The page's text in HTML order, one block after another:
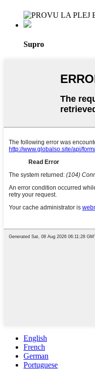
Supro
English
French
German
Portuguese